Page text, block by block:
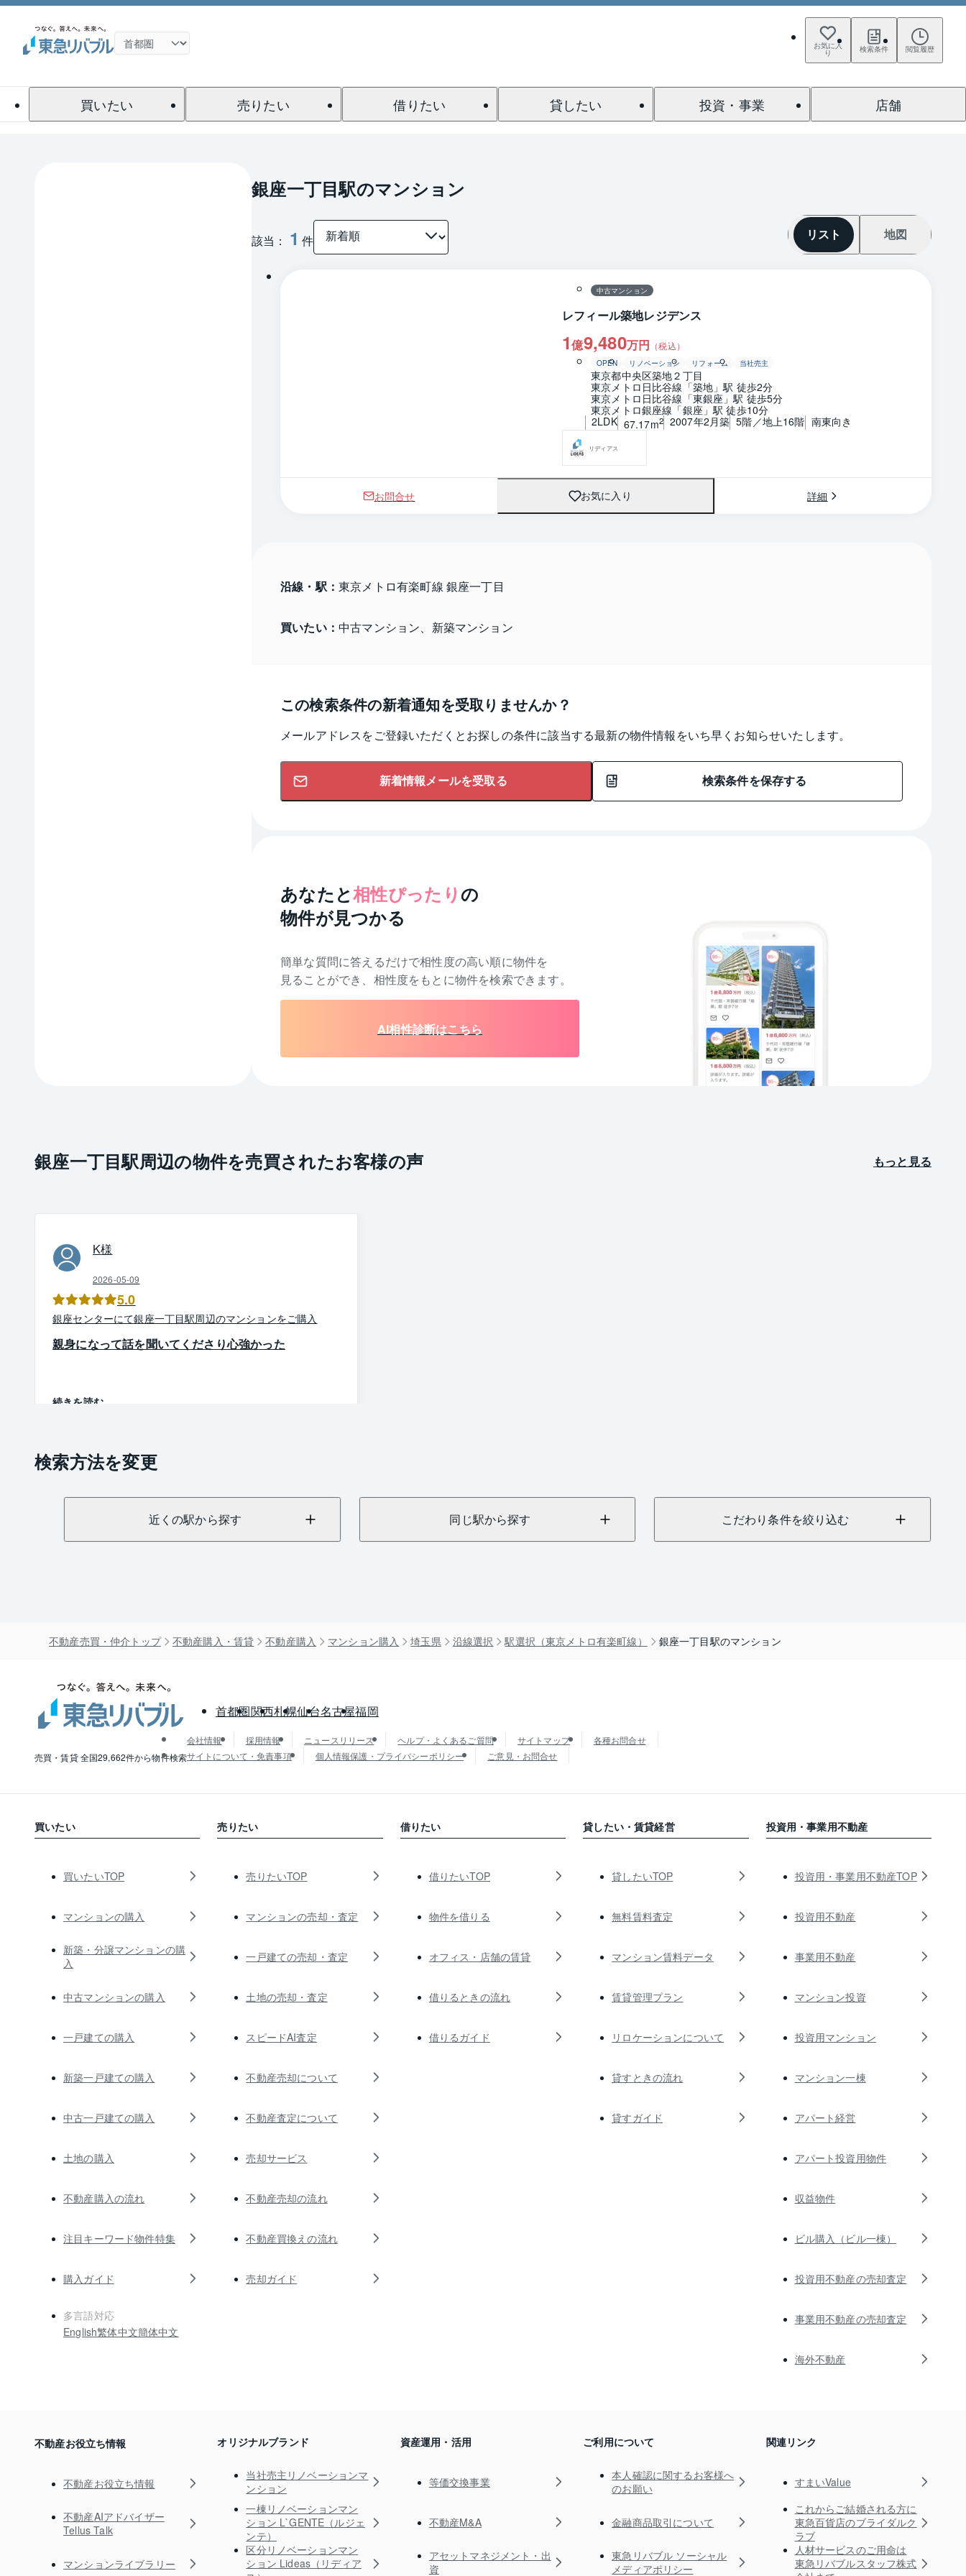
お気に入
り 検索条件 閲覧履歴
買いたい 売りたい 借りたい 貸したい 投資・事業 店舗
銀座一丁目駅のマンション
該当： 1 件 リスト 地図
1 / 0
中古マンション
レフィール築地レジデンス
1億9,480万円 （税込）
OPEN リノベーション リフォーム 当社売主
東京都中央区築地２丁目
東京メトロ日比谷線「築地」駅 徒歩2分
東京メトロ日比谷線「東銀座」駅 徒歩5分
東京メトロ銀座線「銀座」駅 徒歩10分
2LDK 67.17m2 2007年2月築 5階／地上16階 南東向き
リディアス
お問合せ お気に入り 詳細
沿線・駅： 東京メトロ有楽町線 銀座一丁目
買いたい： 中古マンション、新築マンション
この検索条件の新着通知を受取りませんか？
メールアドレスをご登録いただくとお探しの条件に該当する最新の物件情報をいち早くお知らせいたします。
新着情報メールを受取る 検索条件を保存する
あなたと相性ぴったり の
物件が見つかる
簡単な質問に答えるだけで相性度の高い順に物件を
見ることができ、相性度をもとに物件を検索できます。
AI相性診断はこちら
銀座一丁目駅周辺の物件を売買されたお客様の声 もっと見る
K様
2026-05-09
5.0
銀座センターにて銀座一丁目駅周辺のマンションをご購入
親身になって話を聞いてくださり心強かった
続きを読む
検索方法を変更
近くの駅から探す 同じ駅から探す こだわり条件を絞り込む
不動産売買・仲介トップ 不動産購入・賃貸 不動産購入 マンション購入 埼玉県 沿線選択 駅選択（東京メトロ有楽町線） 銀座一丁目駅のマンション
売買・賃貸 全国29,662件から物件検索
首都圏関西札幌仙台名古屋福岡
会社情報 採用情報 ニュースリリース ヘルプ・よくあるご質問 サイトマップ
各種お問合せ
サイトについて・免責事項
個人情報保護・プライバシーポリシー ご意見・お問合せ
買いたい
買いたいTOP
マンションの購入
新築・分譲マンションの購
入
中古マンションの購入
一戸建ての購入
新築一戸建ての購入
中古一戸建ての購入
土地の購入
不動産購入の流れ
注目キーワード物件特集
購入ガイド
多言語対応
English繁体中文簡体中文
売りたい
売りたいTOP
マンションの売却・査定
一戸建ての売却・査定
土地の売却・査定
スピードAI査定
不動産売却について
不動産査定について
売却サービス
不動産売却の流れ
不動産買換えの流れ
売却ガイド
借りたい
借りたいTOP
物件を借りる
オフィス・店舗の賃貸
借りるときの流れ
借りるガイド
貸したい・賃貸経営
貸したいTOP
無料賃料査定
マンション賃料データ
賃貸管理プラン
リロケーションについて
貸すときの流れ
貸すガイド
投資用・事業用不動産
投資用・事業用不動産TOP
投資用不動産
事業用不動産
マンション投資
投資用マンション
マンション一棟
アパート経営
アパート投資用物件
収益物件
ビル購入（ビル一棟）
投資用不動産の売却査定
事業用不動産の売却査定
海外不動産
不動産お役立ち情報
不動産お役立ち情報
不動産AIアドバイザー
Tellus Talk
マンションライブラリー
オリジナルブランド
当社売主リノベーションマ
ンション
一棟リノベーションマン
ション L`GENTE（ルジェ
ンテ）
区分リノベーションマン
ション Lideas（リディア
資産運用・活用
等価交換事業
不動産M&A
アセットマネジメント・出
資
ご利用について
本人確認に関するお客様へ
のお願い
金融商品取引について
東急リバブル ソーシャル
メディアポリシー
関連リンク
すまいValue
これからご結婚される方に
東急百貨店のブライダルク
ラブ
人材サービスのご用命は
東急リバブルスタッフ株式